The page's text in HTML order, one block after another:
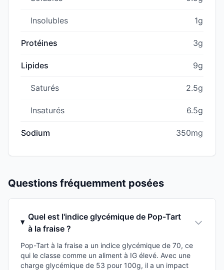
Insolubles 1g
Protéines 3g
Lipides 9g
Saturés 2.5g
Insaturés 6.5g
Sodium 350mg
Questions fréquemment posées
Quel est l'indice glycémique de Pop-Tart
à la fraise ?
Pop-Tart à la fraise a un indice glycémique de 70, ce
qui le classe comme un aliment à IG élevé. Avec une
charge glycémique de 53 pour 100g, il a un impact